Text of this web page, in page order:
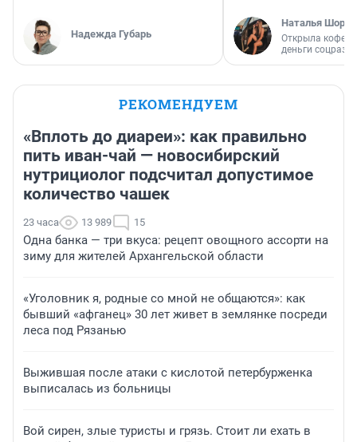
Надежда Губарь
Наталья
Открыла
деньги
РЕКОМЕНДУЕМ
«Вплоть до диареи»: как правильно
пить иван-чай — новосибирский
нутрициолог подсчитал допустимое
количество чашек
23 часа 13 989 15
Одна банка — три вкуса: рецепт овощного ассорти на
зиму для жителей Архангельской области
«Уголовник я, родные со мной не общаются»: как
бывший «афганец» 30 лет живет в землянке посреди
леса под Рязанью
Выжившая после атаки с кислотой петербурженка
выписалась из больницы
Вой сирен, злые туристы и грязь. Стоит ли ехать в